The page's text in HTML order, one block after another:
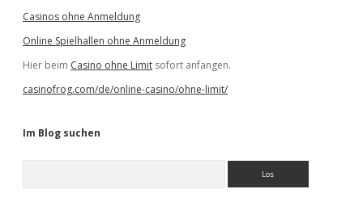
Casinos ohne Anmeldung
Online Spielhallen ohne Anmeldung
Hier beim Casino ohne Limit sofort anfangen.
casinofrog.com/de/online-casino/ohne-limit/
Im Blog suchen